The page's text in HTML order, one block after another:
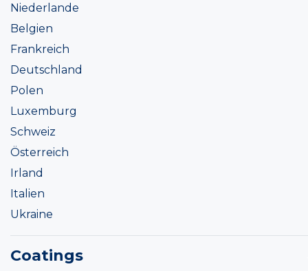
Niederlande
Belgien
Frankreich
Deutschland
Polen
Luxemburg
Schweiz
Österreich
Irland
Italien
Ukraine
Coatings